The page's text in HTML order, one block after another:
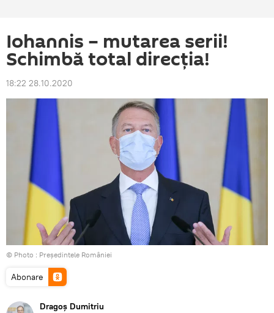
Iohannis – mutarea serii!
Schimbă total direcția!
18:22 28.10.2020
© Photo : Președintele României
Abonare
Dragoș Dumitriu